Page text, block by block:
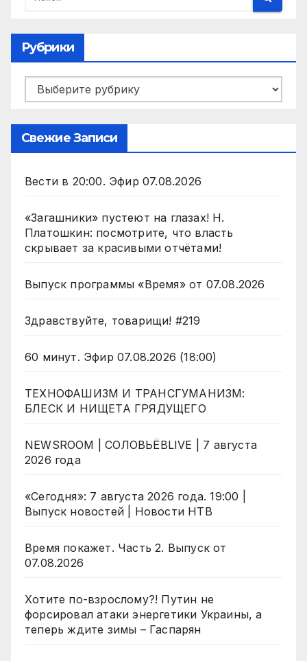
Рубрики
Рубрики
Свежие Записи
Вести в 20:00. Эфир 07.08.2026
«Загашники» пустеют на глазах! Н.
Платошкин: посмотрите, что власть
скрывает за красивыми отчётами!
Выпуск программы «Время» от 07.08.2026
Здравствуйте, товарищи! #219
60 минут. Эфир 07.08.2026 (18:00)
ТЕХНОФАШИЗМ И ТРАНСГУМАНИЗМ:
БЛЕСК И НИЩЕТА ГРЯДУЩЕГО
NEWSROOM | СОЛОВЬЁВLIVE | 7 августа
2026 года
«Сегодня»: 7 августа 2026 года. 19:00 |
Выпуск новостей | Новости НТВ
Время покажет. Часть 2. Выпуск от
07.08.2026
Хотите по-взрослому?! Путин не
форсировал атаки энергетики Украины, а
теперь ждите зимы – Гаспарян